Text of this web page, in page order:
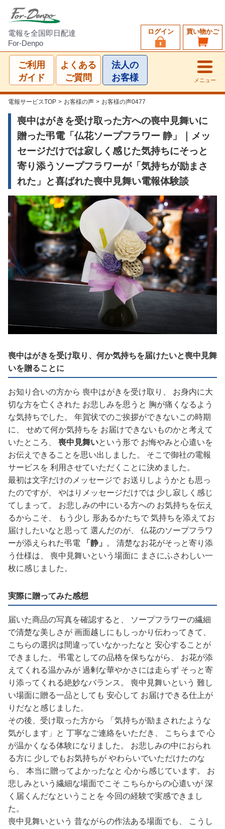
電報を全国即日配達
For-Denpo
買い物かご
ログイン
ご利用
ガイド
よくある
ご質問
法人の
お客様
メニュー
電報サービスTOP > お客様の声 > お客様の声0477
喪中はがきを受け取った方への喪中見舞いに
贈った弔電「仏花ソープフラワー 静」｜メッ
セージだけでは寂しく感じた気持ちにそっと
寄り添うソープフラワーが「気持ちが励まさ
れた」と喜ばれた喪中見舞い電報体験談
喪中はがきを受け取り、何か気持ちを届けたいと喪中見舞
いを贈ることに
お知り合いの方から 喪中はがきを受け取り、 お身内に大
切な方を亡くされた お悲しみを思うと 胸が痛くなるよう
な気持ちでした。 年賀状でのご挨拶ができないこの時期
に、 せめて何か気持ちを お届けできないものかと考えて
いたところ、 喪中見舞いという形で お悔やみと心遣いを
お伝えできることを思い出しました。 そこで御社の電報
サービスを 利用させていただくことに決めました。
最初は文字だけのメッセージで お送りしようかとも思っ
たのですが、 やはりメッセージだけでは 少し寂しく感じ
てしまって。 お悲しみの中にいる方への お気持ちを伝え
るからこそ、 もう少し 形あるかたちで 気持ちを添えてお
届けしたいなと思って 選んだのが、 仏花のソープフラワ
ーが添えられた弔電
「静」
。 清楚なお花がそっと寄り添
う仕様は、 喪中見舞いという場面に まさにふさわしい一
枚に感じました。
実際に贈ってみた感想
届いた商品の写真を確認すると、 ソープフラワーの繊細
で清楚な美しさが 画面越しにもしっかり伝わってきて、
こちらの選択は間違っていなかったなと 安心することが
できました。 弔電としての品格を保ちながら、 お花が添
えてくれる温かみが 過剰な華やかさには走らず そっと寄
り添ってくれる絶妙なバランス。 喪中見舞いという 難し
い場面に贈る一品としても 安心して お届けできる仕上が
りだなと感じました。
その後、受け取った方から 「気持ちが励まされたような
気がします」と 丁寧なご連絡をいただき、 こちらまで 心
が温かくなる体験になりました。 お悲しみの中におられ
る方に 少しでもお気持ちが やわらいでいただけたのな
ら、 本当に贈ってよかったなと 心から感じています。 お
悲しみという繊細な場面でこそ こちらからの心遣いが 深
く届くんだなということを 今回の経験で実感できまし
た。
喪中見舞いという 昔ながらの作法ある場面でも、 こうし